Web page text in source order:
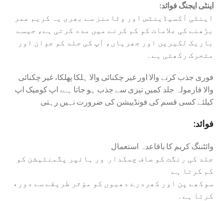
:اینٹی ایجنگ فوائد
اینٹی آکسیڈینٹس اور وٹامنز سے بھری یہ کریم عمر
بڑھنے کی علامات کو کم کرنے میں مدد کرتی ہے، جیسے
باریک لکیریں اور جھریاں، آپ کی جلد کو جوان اور
متحرک رکھتی ہے۔
فوری جذب کرنے والا اور غیر چکنائی والا ہلکا پھلکا، غیر چکنائی
والا فارمولہ جلد کمیں تیزی سے جذب ہو جاتا ہے، اپ کومیک اپ
کیلئے کسی قسم کی فونڈییشن کی ضرورت نہیں رہتی
:فوائد
وائٹننگ کریم کا باقاعدہ استعمال
جلد کی رنگت کو صاف چمکدار ور ہائپر پگمنٹیشن کو
کم کرتا ہے
، سوکھے پن اور کھردرے دھبوں کو مؤثر طریقے سے دور
کرتا ہے۔